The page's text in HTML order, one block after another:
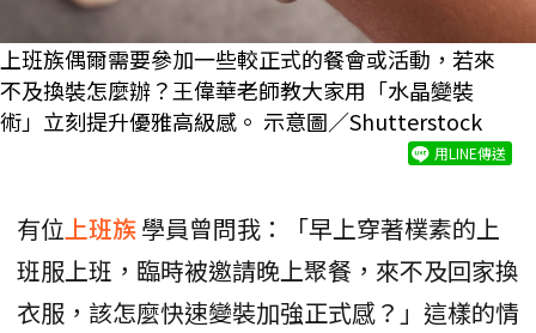
上班族偶爾需要參加一些較正式的餐會或活動，若來
不及換裝怎麼辦？王偉華老師教大家用「水晶變裝
術」立刻提升優雅高級感。 示意圖／Shutterstock
用LINE傳送
有位上班族學員曾問我：「早上穿著樸素的上
班服上班，臨時被邀請晚上聚餐，來不及回家換
衣服，該怎麼快速變裝加強正式感？」這樣的情